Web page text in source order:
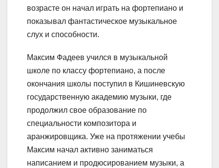
возрасте он начал играть на фортепиано и
показывал фантастическое музыкальное
слух и способности.
Максим Фадеев учился в музыкальной
школе по классу фортепиано, а после
окончания школы поступил в Кишиневскую
государственную академию музыки, где
продолжил свое образование по
специальности композитора и
аранжировщика. Уже на протяжении учебы
Максим начал активно заниматься
написанием и продюсированием музыки, а